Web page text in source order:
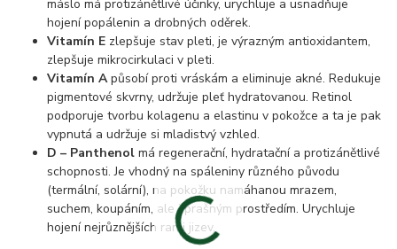
máslo má protizánětlivé účinky, urychluje a usnadňuje
hojení popálenin a drobných oděrek.
Vitamín E zlepšuje stav pleti, je výrazným antioxidantem,
zlepšuje mikrocirkulaci v pleti.
Vitamín Apůsobí proti vráskám a eliminuje akné. Redukuje
pigmentové skvrny, udržuje pleť hydratovanou. Retinol
podporuje tvorbu kolagenu a elastinu v pokožce a ta je pak
vypnutá a udržuje si mladistvý vzhled.
D – Panthenolmá regenerační, hydratační a protizánětlivé
schopnosti. Je vhodný na spáleniny různého původu
(termální, solární), na pokožku namáhanou mrazem,
suchem, koupáním, ale i prašným prostředím. Urychluje
hojení nejrůznějších ran i jizev.